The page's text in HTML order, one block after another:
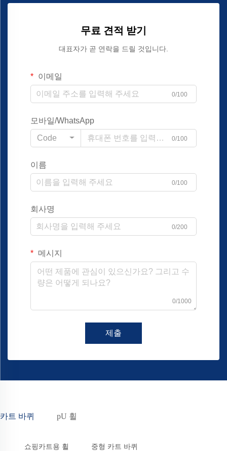
무료 견적 받기
대표자가 곧 연락을 드릴 것입니다.
이메일
0/100
모바일/WhatsApp
Code
0/100
이름
0/100
회사명
0/200
메시지
0/1000
제출
카트 바퀴 pU 휠
쇼핑카트용 휠 중형 카트 바퀴